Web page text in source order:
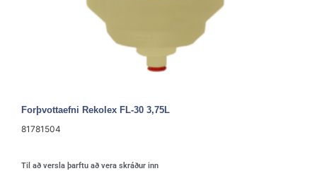
Forþvottaefni Rekolex FL-30 3,75L
81781504
Til að versla þarftu að vera skráður inn